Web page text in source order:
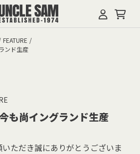
FEATURE
ンド生産
も尚イングランド生産
ただき誠にありがとうございま